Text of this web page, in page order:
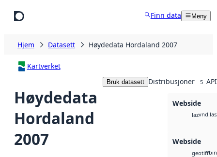
Finn data Meny
Hjem Datasett Høydedata Hordaland 2007
Kartverket
Høydedata
Hordaland
2007
Bruk datasett Distribusjoner 5
Webside
laz
Webside
geotiffbin